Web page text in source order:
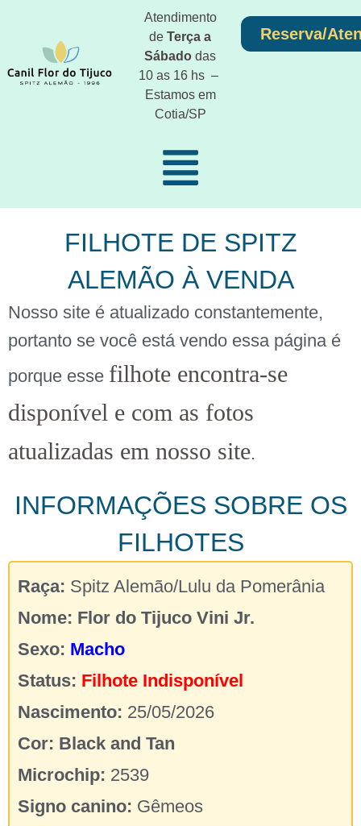
Atendimento
deTerça a
Sábado das
10 as 16 hs –
Estamos em
Cotia/SP
Reserva/
FILHOTE DE SPITZ
ALEMÃO À VENDA
Nosso site é atualizado constantemente,
portanto se você está vendo essa página é
porque esse filhote encontra-se
disponível e com as fotos
atualizadas em nosso site.
INFORMAÇÕES SOBRE OS
FILHOTES
Raça: Spitz Alemão/Lulu da Pomerânia
Nome: Flor do Tijuco Vini Jr.
Sexo: Macho
Status: Filhote Indisponível
Nascimento: 25/05/2026
Cor: Black and Tan
Microchip: 2539
Signo canino: Gêmeos